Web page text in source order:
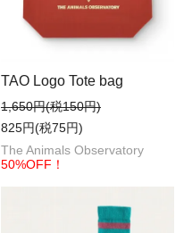
TAO Logo Tote bag
1,650円(税150円)
825円(税75円)
The Animals Observatory
50%OFF！